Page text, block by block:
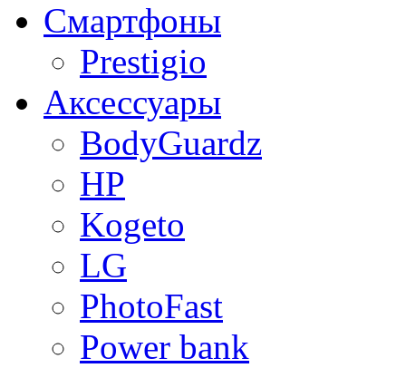
Смартфоны
Prestigio
Аксессуары
BodyGuardz
HP
Kogeto
LG
PhotoFast
Power bank